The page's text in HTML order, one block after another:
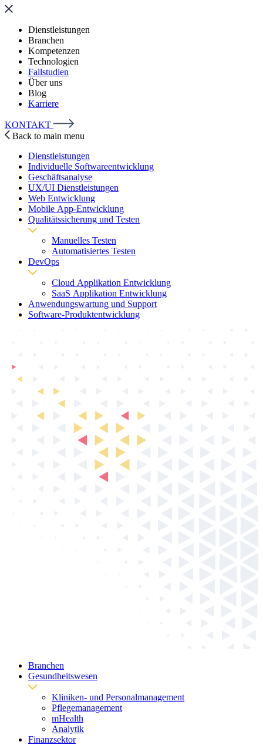
Dienstleistungen
Branchen
Kompetenzen
Technologien
Fallstudien
Über uns
Blog
Karriere
KONTAKT
Back to main menu
Dienstleistungen
Individuelle Softwareentwicklung
Geschäftsanalyse
UX/UI Dienstleistungen
Web Entwicklung
Mobile App-Entwicklung
Qualitätssicherung und Testen
Manuelles Testen
Automatisiertes Testen
DevOps
Cloud Applikation Entwicklung
SaaS Applikation Entwicklung
Anwendungswartung und Support
Software-Produktentwicklung
Branchen
Gesundheitswesen
Kliniken- und Personalmanagement
Pflegemanagement
mHealth
Analytik
Finanzsektor